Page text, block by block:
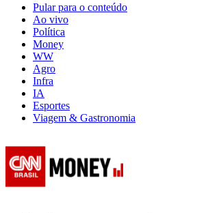
Pular para o conteúdo
Ao vivo
Política
Money
WW
Agro
Infra
IA
Esportes
Viagem & Gastronomia